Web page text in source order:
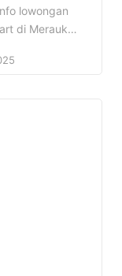
lowongan
di Merauke
ini.